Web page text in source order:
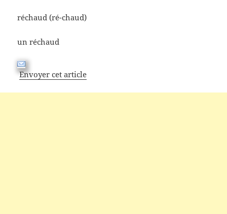
réchaud (ré-chaud)
un réchaud
Envoyer cet article